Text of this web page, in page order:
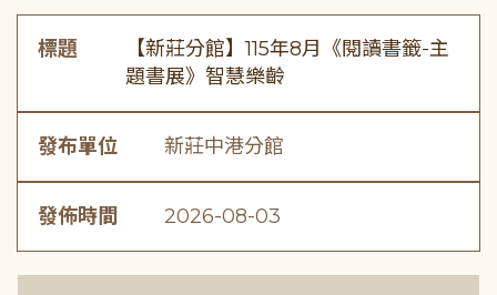
標題
【新莊分館】115年8月《閱讀書籤-主
題書展》智慧樂齡
發布單位 新莊中港分館
發佈時間 2026-08-03